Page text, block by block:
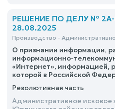
РЕШЕНИЕ ПО ДЕЛУ № 2А-
28.08.2025
Производство -
О признании информации,
информационно-
«Интернет», информацией,
которой в Российской
Резолютивная часть
Административное исковое